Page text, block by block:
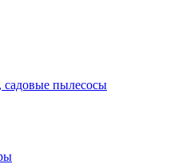
cадовые пылесосы